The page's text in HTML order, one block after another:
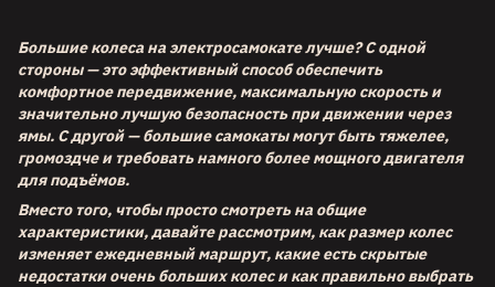
Большие колеса на электросамокате лучше? С одной
стороны — это эффективный способ обеспечить
комфортное передвижение, максимальную скорость и
значительно лучшую безопасность при движении через
ямы. С другой — большие самокаты могут быть тяжелее,
громоздче и требовать намного более мощного двигателя
для подъёмов.
Вместо того, чтобы просто смотреть на общие
характеристики, давайте рассмотрим, как размер колес
изменяет ежедневный маршрут, какие есть скрытые
недостатки очень больших колес и как правильно выбрать